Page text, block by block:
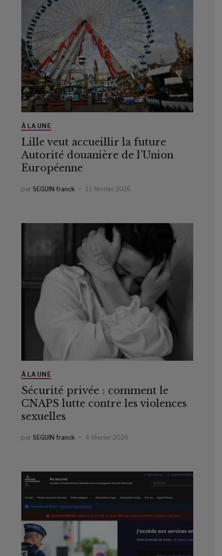
À LA UNE
Lille veut accueillir la future
Autorité douanière de l’Union
Européenne
par SEGUIN franck 11 février 2026
À LA UNE
Sécurité privée : comment le
CNAPS lutte contre les violences
sexuelles
par SEGUIN franck 4 février 2026